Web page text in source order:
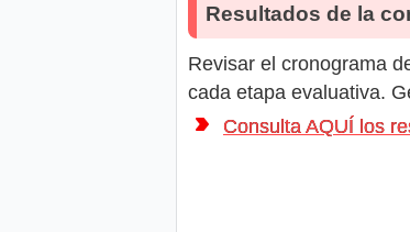
Resultados de la
Revisar el cronograma
cada etapa evaluativa.
Consulta AQUÍ los